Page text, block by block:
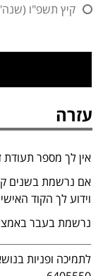
קיץ תשפ"ו (שנה"ל 2025/
עזרה
אין לך מספר תעודת
אם נרשמת בשנים
וידוע לך הקוד
נרשמת בעבר
לתמיכה ופניות